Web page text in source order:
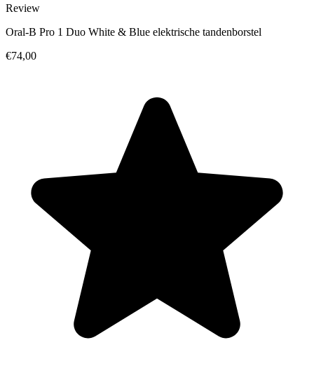
Review
Oral-B Pro 1 Duo White & Blue elektrische tandenborstel
€74,00